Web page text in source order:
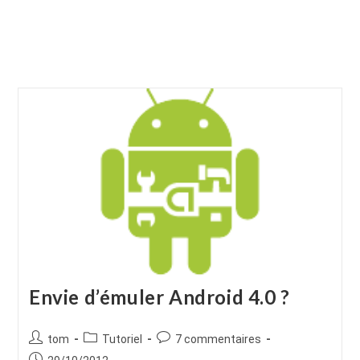
Envie d’émuler Android 4.0 ?
Auteur/autrice
de
tom
Post
category:
Tutoriel
Commentaires
7 commentaires